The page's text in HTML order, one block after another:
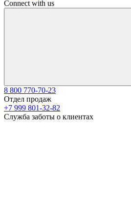
Connect with us
8 800 770-70-23
Отдел продаж
+7 999 801-32-82
Служба заботы о клиентах